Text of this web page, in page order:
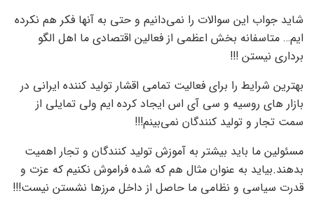
شاید جواب این سوالات را نمی‌دانیم و حتی به آنها فکر هم نکرده
ایم… متاسفانه بخش اعظمی از فعالین اقتصادی ما اهل الگو
برداری نیستن !!!
بهترین شرایط را برای فعالیت تمامی اقشار تولید کننده ایرانی در
بازار های روسیه و سی آی اس ایجاد کرده ایم ولی تمایلی از
سمت تجار و تولید کنندگان نمی‌بینم!!!
مسئولین ما باید بیشتر به آموزش تولید کنندگان و تجار اهمیت
بدهند.بیاید به عنوان مثال هم که شده فراموش نکنیم که عزت و
قدرت سیاسی و نظامی ما حاصل از داخل مرزها نشستن نیست!!!